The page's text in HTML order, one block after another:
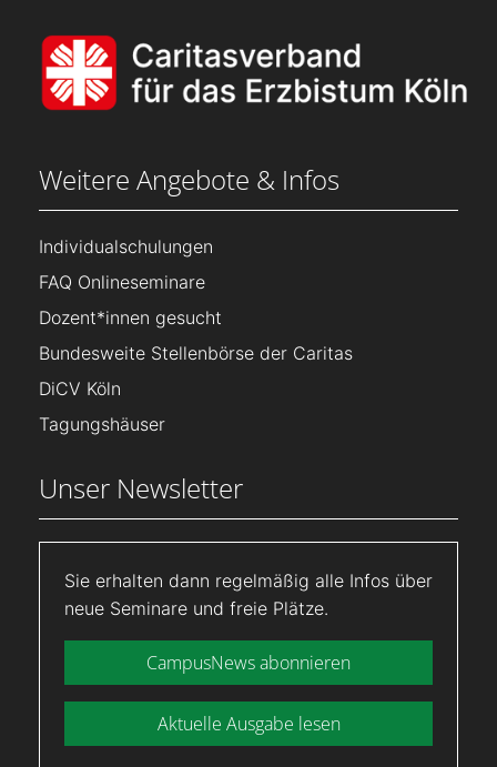
Weitere Angebote & Infos
Individualschulungen
FAQ Onlineseminare
Dozent*innen gesucht
Bundesweite Stellenbörse der Caritas
DiCV Köln
Tagungshäuser
Unser Newsletter
Sie erhalten dann regelmäßig alle Infos über
neue Seminare und freie Plätze.
CampusNews abonnieren
Aktuelle Ausgabe lesen